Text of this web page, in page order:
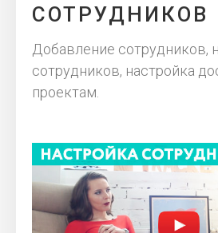
СОТРУДНИКОВ
Добавление сотрудников,
сотрудников, настройка
проектам.